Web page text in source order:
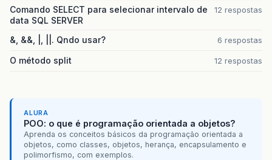
Comando SELECT para selecionar intervalo de
data SQL SERVER
12 respostas
&, &&, |, ||. Qndo usar? 6 respostas
O método split 12 respostas
ALURA
POO: o que é programação orientada a objetos?
Aprenda os conceitos básicos da programação orientada a
objetos, como classes, objetos, herança, encapsulamento e
polimorfismo, com exemplos.